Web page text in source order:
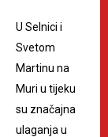
U Selnici i
Svetom
Martinu na
Muri u tijeku
su značajna
ulaganja u